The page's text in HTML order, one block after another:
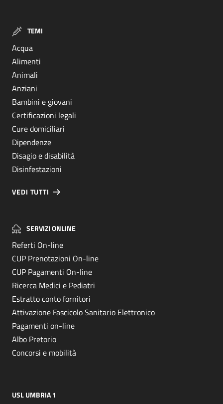
TEMI
Acqua
Alimenti
Animali
Anziani
Bambini e giovani
Certificazioni legali
Cure domiciliari
Dipendenze
Disagio e disabilità
Disinfestazioni
VEDI TUTTI
SERVIZI ONLINE
Referti On-line
CUP Prenotazioni On-line
CUP Pagamenti On-line
Ricerca Medici e Pediatri
Estratto conto fornitori
Attivazione Fascicolo Sanitario Elettronico
Pagamenti on-line
Albo Pretorio
Concorsi e mobilità
USL UMBRIA 1